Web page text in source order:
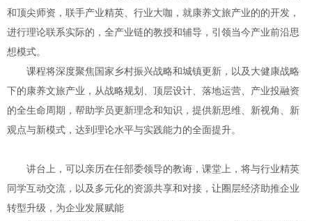
和顶尖师资，联手产业精英、行业大咖，就康养文旅产业的的开发，
进行理论联系实际的，全产业链的教授和辅导，引领当今产业前沿思
想模式。
课程将深度聚焦国家乡村振兴战略和城镇更新，以及大健康战略
下的康养文旅产业，从战略规划、顶层设计、落地运营、产业投融资
的全生命周期，帮助学员更新理念和知识，提供新思维、新视角、新
观点与新模式，达到理论水平与实践能力的全面提升。
讲台上，可以亲历在任部委领导的教诲，课堂上，将与行业精英
同学互动交流，以及多元化的资源共享和对接，让圈层经济助推企业
转型升级，为企业发展赋能